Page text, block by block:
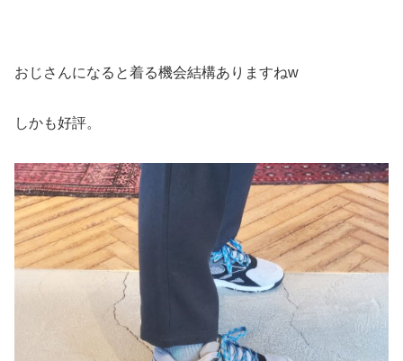
おじさんになると着る機会結構ありますねw
しかも好評。